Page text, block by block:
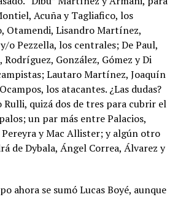
Acuña y Tagliafico, los
Otamendi, Lisandro Martínez,
o Pezzella, los centrales; De Paul,
Rodríguez, González, Gómez y Di
Lautaro Martínez, Joaquín
los atacantes. ¿Las dudas?
Rulli, quizá dos de tres para cubrir el
un par más entre Palacios,
y Mac Allister; y algún otro
de Dybala, Ángel Correa, Álvarez y
ahora se sumó Lucas Boyé, aunque